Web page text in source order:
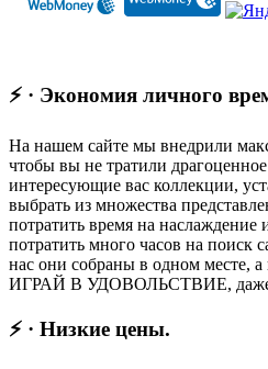
⚡ · Экономия личного
На нашем сайте мы внедрили
чтобы вы не тратили
интересующие вас коллекции,
выбрать из множества
потратить время на
потратить много часов на поиск
нас они собраны в одном
ИГРАЙ В УДОВОЛЬСТВИЕ, даже
⚡ · Низкие цены.